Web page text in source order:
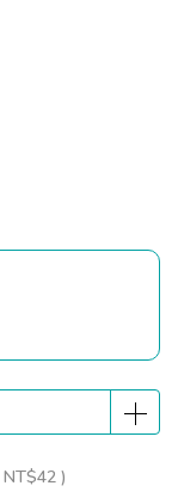
NT$42 )